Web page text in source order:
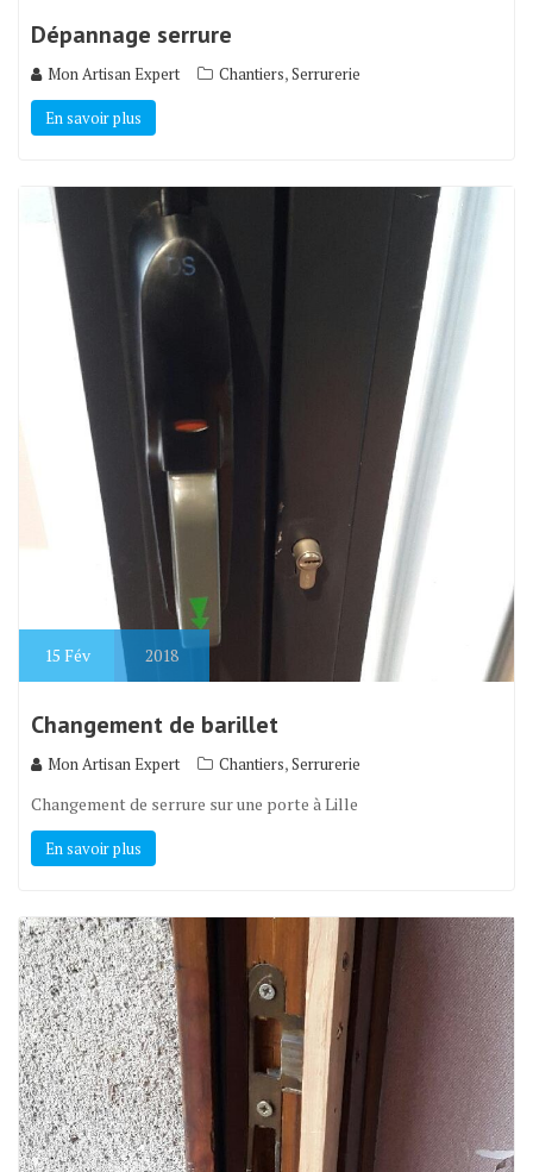
Dépannage serrure
Mon Artisan Expert Chantiers,Serrurerie
En savoir plus
15 Fév 2018
Changement de barillet
Mon Artisan Expert Chantiers,Serrurerie
Changement de serrure sur une porte à Lille
En savoir plus